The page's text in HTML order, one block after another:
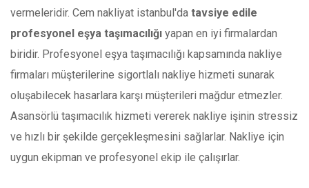
vermeleridir. Cem nakliyat istanbul'da tavsiye edile
profesyonel eşya taşımacılığı yapan en iyi firmalardan
biridir. Profesyonel eşya taşımacılığı kapsamında nakliye
firmaları müşterilerine sigortlalı nakliye hizmeti sunarak
oluşabilecek hasarlara karşı müşterileri mağdur etmezler.
Asansörlü taşımacılık hizmeti vererek nakliye işinin stressiz
ve hızlı bir şekilde gerçekleşmesini sağlarlar. Nakliye için
uygun ekipman ve profesyonel ekip ile çalışırlar.